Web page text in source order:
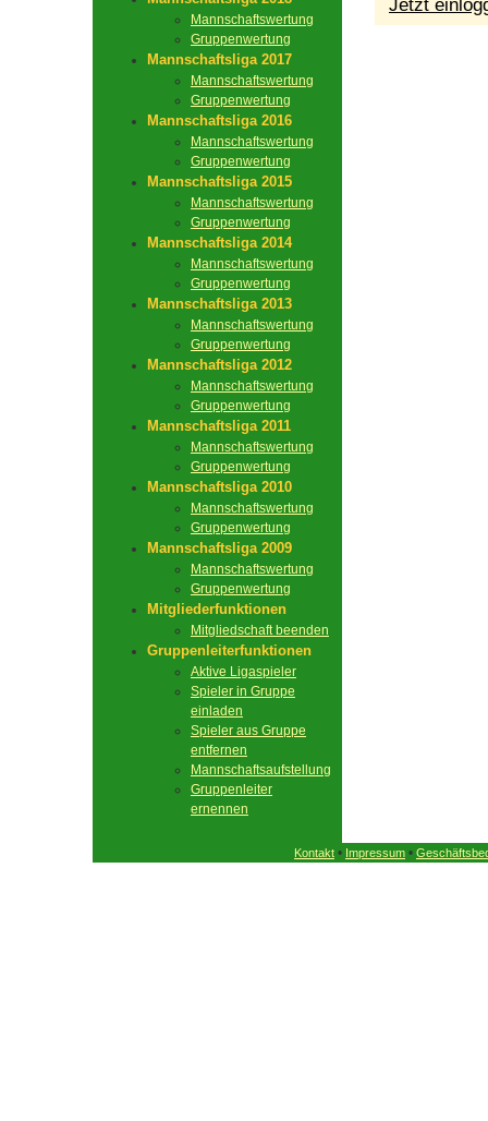
Mannschaftswertung
Gruppenwertung
Mannschaftsliga 2017
Mannschaftswertung
Gruppenwertung
Mannschaftsliga 2016
Mannschaftswertung
Gruppenwertung
Mannschaftsliga 2015
Mannschaftswertung
Gruppenwertung
Mannschaftsliga 2014
Mannschaftswertung
Gruppenwertung
Mannschaftsliga 2013
Mannschaftswertung
Gruppenwertung
Mannschaftsliga 2012
Mannschaftswertung
Gruppenwertung
Mannschaftsliga 2011
Mannschaftswertung
Gruppenwertung
Mannschaftsliga 2010
Mannschaftswertung
Gruppenwertung
Mannschaftsliga 2009
Mannschaftswertung
Gruppenwertung
Mitgliederfunktionen
Mitgliedschaft beenden
Gruppenleiterfunktionen
Aktive Ligaspieler
Spieler in Gruppe
einladen
Spieler aus Gruppe
entfernen
Mannschaftsaufstellung
Gruppenleiter
ernennen
Jetzt
Kontakt • Impressum •